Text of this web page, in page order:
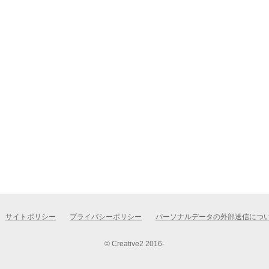
サイトポリシー プライバシーポリシー パーソナルデータの外部送信につ
© Creative2 2016-